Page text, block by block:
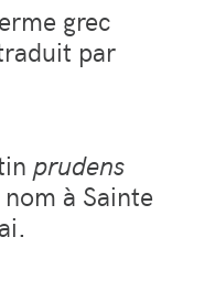
grec
par
prudens
à Sainte